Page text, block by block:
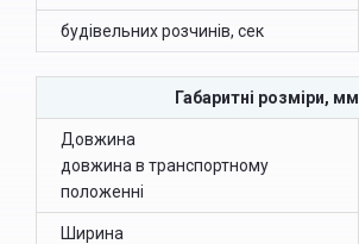
будівельних розчинів, сек
Габаритні розміри, мм
Довжина
довжина в транспортному
положенні
Ширина